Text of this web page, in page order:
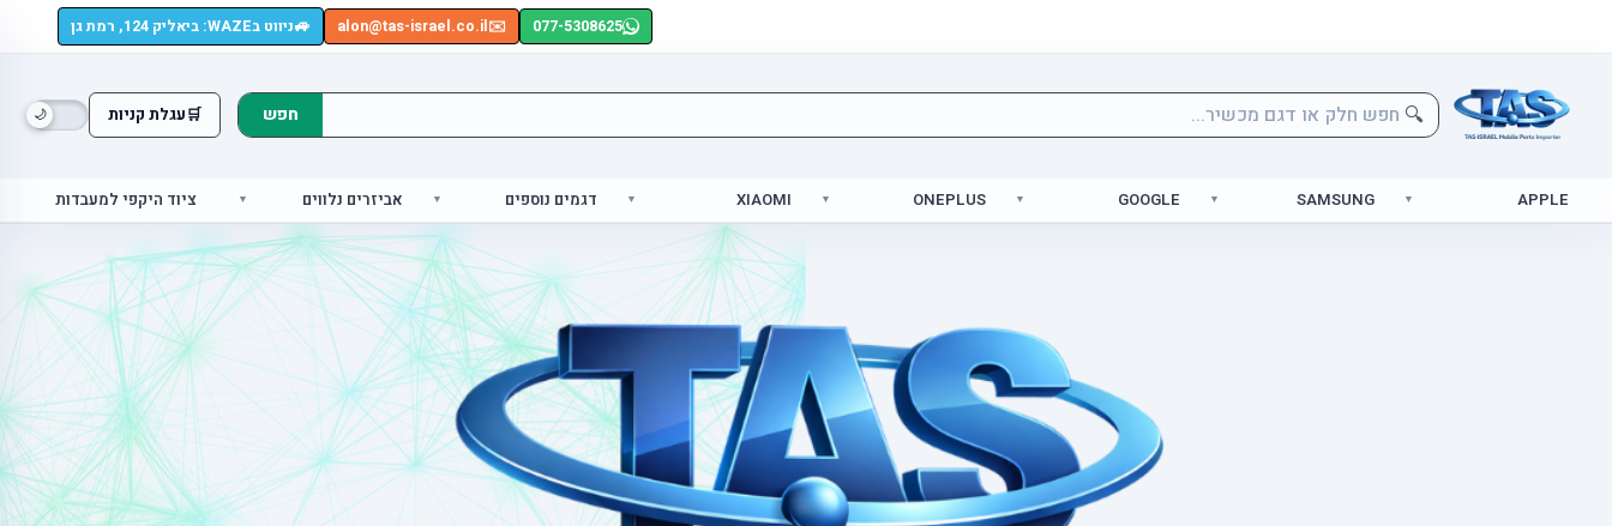
077-5308625
✉️
alon@tas-israel.co.il
🚙ניווט בWAZE: ביאליק 124, רמת גן
🛒עגלת קניות 🔍 חפש
APPLE
SAMSUNG
GOOGLE
ONEPLUS
XIAOMI דגמים נוספים אביזרים נלווים ציוד היקפי למעבדות